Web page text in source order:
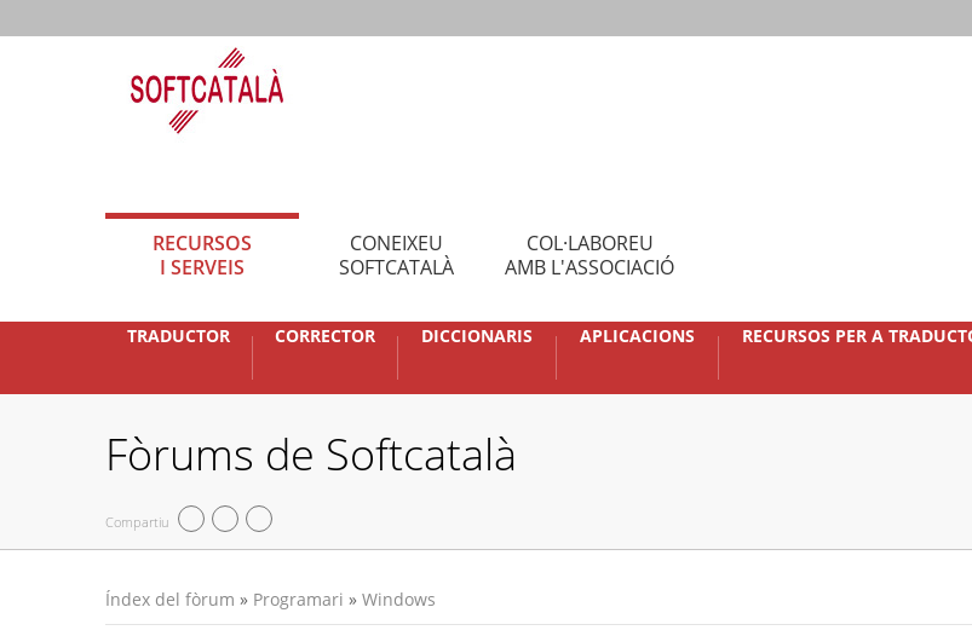
RECURSOS
I SERVEIS
CONEIXEU
SOFTCATALÀ
COL·LABOREU
AMB L'ASSOCIACIÓ
TRADUCTOR CORRECTOR DICCIONARIS APLICACIONS RECURSOS PER A
Fòrums de Softcatalà
Compartiu
Índex del fòrum » Programari » Windows